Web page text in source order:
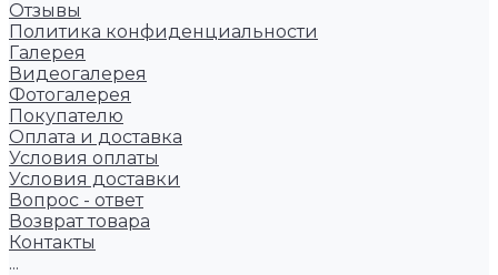
Отзывы
Политика конфиденциальности
Галерея
Видеогалерея
Фотогалерея
Покупателю
Оплата и доставка
Условия оплаты
Условия доставки
Вопрос - ответ
Возврат товара
Контакты
...